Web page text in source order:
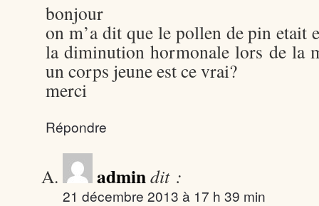
bonjour
on m’a dit que le pollen de pin etait
la diminution hormonale lors de la
un corps jeune est ce vrai?
merci
Répondre
admindit :
21 décembre 2013 à 17 h 39 min